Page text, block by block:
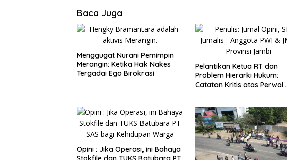
Baca Juga
Menggugat Nurani Pemimpin
Merangin: Ketika Hak Nakes
Tergadai Ego Birokrasi
Pelantikan Ketua RT dan
Problem Hierarki Hukum:
Catatan Kritis atas Perwal
Opini : Jika Operasi, ini Bahaya